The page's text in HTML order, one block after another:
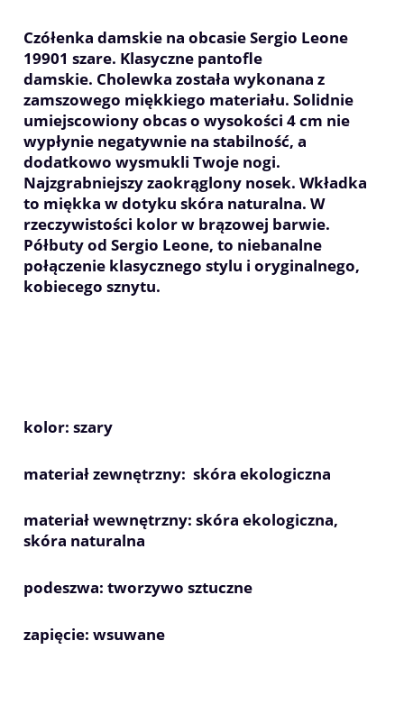
Czółenka damskie na obcasie Sergio Leone
19901 szare. Klasyczne pantofle
damskie. Cholewka została wykonana z
zamszowego miękkiego materiału. Solidnie
umiejscowiony obcas o wysokości 4 cm nie
wypłynie negatywnie na stabilność, a
dodatkowo wysmukli Twoje nogi.
Najzgrabniejszy zaokrąglony nosek. Wkładka
to miękka w dotyku skóra naturalna. W
rzeczywistości kolor w brązowej barwie.
Półbuty od Sergio Leone, to niebanalne
połączenie klasycznego stylu i oryginalnego,
kobiecego sznytu.
kolor: szary
materiał zewnętrzny: skóra ekologiczna
materiał wewnętrzny: skóra ekologiczna,
skóra naturalna
podeszwa: tworzywo sztuczne
zapięcie: wsuwane